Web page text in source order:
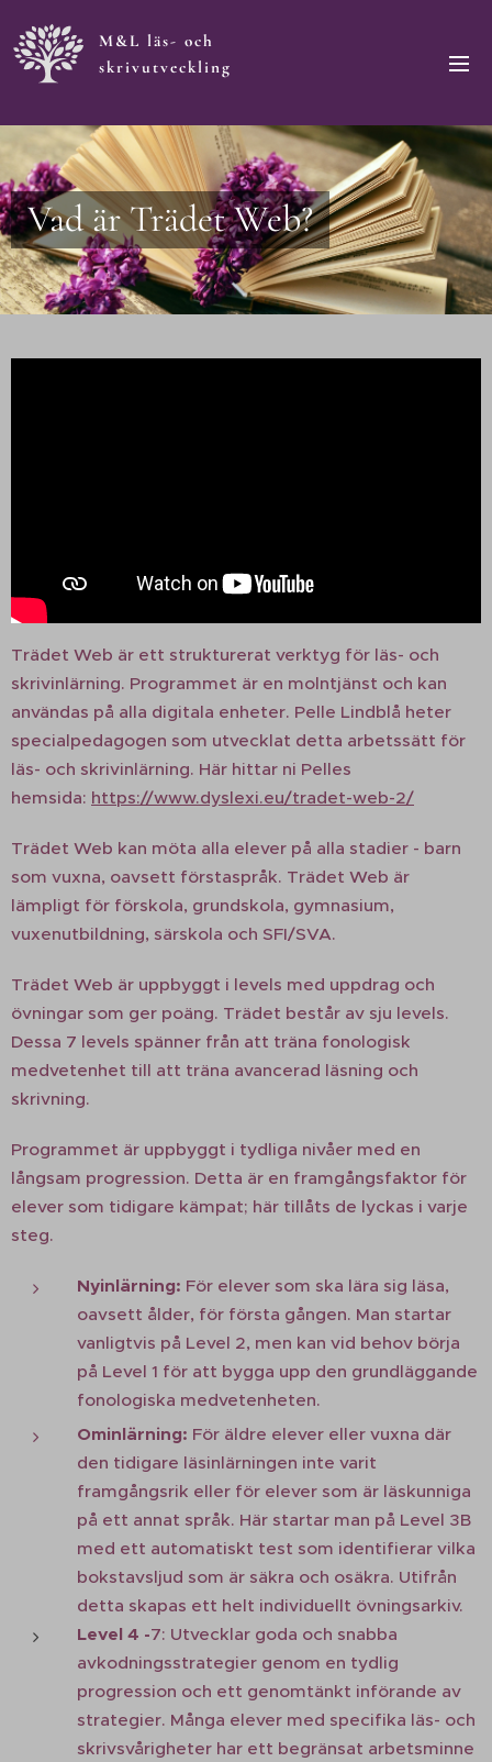
M&L läs- och
skrivutveckling
Vad är Trädet Web?
Trädet Web är ett strukturerat verktyg för läs- och
skrivinlärning. Programmet är en molntjänst och kan
användas på alla digitala enheter. Pelle Lindblå heter
specialpedagogen som utvecklat detta arbetssätt för
läs- och skrivinlärning. Här hittar ni Pelles
hemsida: https://www.dyslexi.eu/tradet-web-2/
Trädet Web kan möta alla elever på alla stadier - barn
som vuxna, oavsett förstaspråk. Trädet Web är
lämpligt för förskola, grundskola, gymnasium,
vuxenutbildning, särskola och SFI/SVA.
Trädet Web är uppbyggt i levels med uppdrag och
övningar som ger poäng. Trädet består av sju levels.
Dessa 7 levels spänner från att träna fonologisk
medvetenhet till att träna avancerad läsning och
skrivning.
Programmet är uppbyggt i tydliga nivåer med en
långsam progression. Detta är en framgångsfaktor för
elever som tidigare kämpat; här tillåts de lyckas i varje
steg.
Nyinlärning: För elever som ska lära sig läsa,
oavsett ålder, för första gången. Man startar
vanligtvis på Level 2, men kan vid behov börja
på Level 1 för att bygga upp den grundläggande
fonologiska medvetenheten.
Ominlärning: För äldre elever eller vuxna där
den tidigare läsinlärningen inte varit
framgångsrik eller för elever som är läskunniga
på ett annat språk. Här startar man på Level 3B
med ett automatiskt test som identifierar vilka
bokstavsljud som är säkra och osäkra. Utifrån
detta skapas ett helt individuellt övningsarkiv.
Level 4 -7: Utvecklar goda och snabba
avkodningsstrategier genom en tydlig
progression och ett genomtänkt införande av
strategier. Många elever med specifika läs- och
skrivsvårigheter har ett begränsat arbetsminne